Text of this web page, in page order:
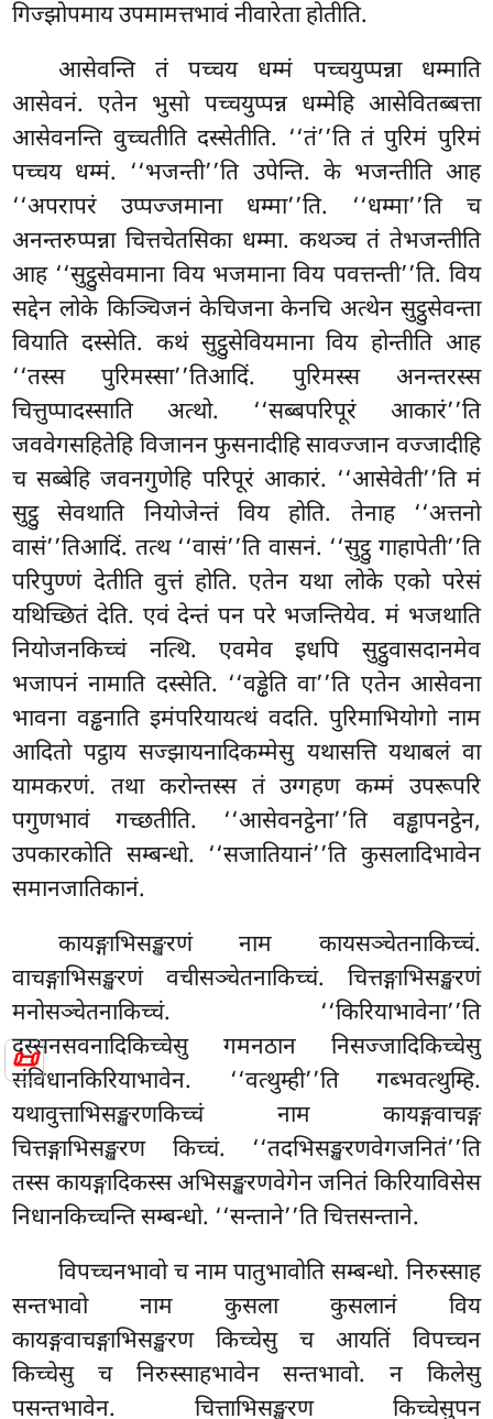
📜
गिज्झोपमाय उपमामत्तभावं नीवारेता होतीति.
आसेवन्तितं पच्चय धम्मं पच्चयुप्पन्ना धम्माति
आसेवनं. एतेन भुसो पच्चयुप्पन्न धम्मेहि आसेवितब्बत्ता
आसेवनन्ति वुच्चतीति दस्सेतीति. ‘‘तं’’ति तं पुरिमं पुरिमं
पच्चय धम्मं. ‘‘भजन्ती’’ति उपेन्ति. के भजन्तीति आह
‘‘अपरापरं उप्पज्जमाना धम्मा’’ति. ‘‘धम्मा’’ति च
अनन्तरुप्पन्ना चित्तचेतसिका धम्मा. कथञ्च तं तेभजन्तीति
आह ‘‘सुट्ठुसेवमाना विय भजमाना विय पवत्तन्ती’’ति. विय
सद्देन लोके किञ्चिजनं केचिजना केनचि अत्थेन सुट्ठुसेवन्ता
वियाति दस्सेति. कथं सुट्ठुसेवियमाना विय होन्तीति आह
‘‘तस्स पुरिमस्सा’’तिआदिं. पुरिमस्स अनन्तरस्स
चित्तुप्पादस्साति अत्थो. ‘‘सब्बपरिपूरं आकारं’’ति
जववेगसहितेहि विजानन फुसनादीहि सावज्जान वज्जादीहि
च सब्बेहि जवनगुणेहि परिपूरं आकारं. ‘‘आसेवेती’’ति मं
सुट्ठु सेवथाति नियोजेन्तं विय होति. तेनाह ‘‘अत्तनो
वासं’’तिआदिं. तत्थ ‘‘वासं’’ति वासनं. ‘‘सुट्ठु गाहापेती’’ति
परिपुण्णं देतीति वुत्तं होति. एतेन यथा लोके एको परेसं
यथिच्छितं देति. एवं देन्तं पन परे भजन्तियेव. मं भजथाति
नियोजनकिच्चं नत्थि. एवमेव इधपि सुट्ठुवासदानमेव
भजापनं नामाति दस्सेति. ‘‘वड्ढेति वा’’ति एतेन आसेवना
भावना वड्ढनाति इमंपरियायत्थं वदति. पुरिमाभियोगो नाम
आदितो पट्ठाय सज्झायनादिकम्मेसु यथासत्ति यथाबलं वा
यामकरणं. तथा करोन्तस्स तं उग्गहण कम्मं उपरूपरि
पगुणभावं गच्छतीति. ‘‘आसेवनट्ठेना’’ति वड्ढापनट्ठेन,
उपकारकोति सम्बन्धो. ‘‘सजातियानं’’ति कुसलादिभावेन
समानजातिकानं.
कायङ्गाभिसङ्खरणं नाम कायसञ्चेतनाकिच्चं.
वाचङ्गाभिसङ्खरणं वचीसञ्चेतनाकिच्चं. चित्तङ्गाभिसङ्खरणं
मनोसञ्चेतनाकिच्चं. ‘‘किरियाभावेना’’ति
दस्सनसवनादिकिच्चेसु गमनठान निसज्जादिकिच्चेसु
संविधानकिरियाभावेन. ‘‘वत्थुम्ही’’ति गब्भवत्थुम्हि.
यथावुत्ताभिसङ्खरणकिच्चं नाम कायङ्गवाचङ्ग
चित्तङ्गाभिसङ्खरण किच्चं. ‘‘तदभिसङ्खरणवेगजनितं’’ति
तस्स कायङ्गादिकस्सअभिसङ्खरणवेगेन जनितं किरियाविसेस
निधानकिच्चन्ति सम्बन्धो. ‘‘सन्ताने’’ति चित्तसन्ताने.
विपच्चनभावो च नाम पातुभावोति सम्बन्धो. निरुस्साह
सन्तभावो नाम कुसला कुसलानं विय
कायङ्गवाचङ्गाभिसङ्खरण किच्चेसु च आयतिं विपच्चन
किच्चेसु च निरुस्साहभावेन सन्तभावो. न किलेसु
पसन्तभावेन. चित्ताभिसङ्खरण किच्चेसुपन